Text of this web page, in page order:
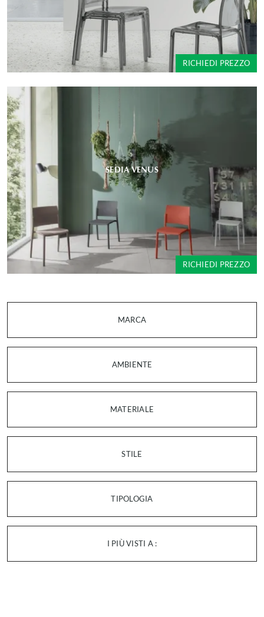
MARCA
AMBIENTE
MATERIALE
STILE
TIPOLOGIA
I PIÙ VISTI A :
RICHIEDI PREZZO
SEDIA VENUS
RICHIEDI PREZZO